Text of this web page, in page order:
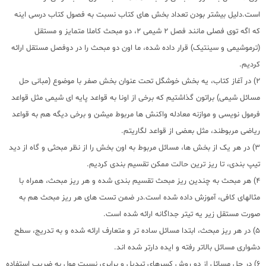
است.دلیل بیشتر بودن تعداد بخش های کتاب نسبت به فصول کتاب درسی اینه
که اگه توی فصلی مانند فصل 2 شیمی 2، دو مبحث کاملا متمایز و مستقل
(ترموشیمی و سینتیک) قرار داده شده، ما اون دو مبحث را در دوفصل مستقل ارائه
کردیم.
2) در آغاز کتاب، یه بخش خوشگل تحت عنوان بخش صفر با موضوع (مبانی حل
مسائل شیمی) براتون گذاشتیم که برخی از اونا به قواعد پایه ای شیمی مثل قواعد
فرمول نویسی و موازنه معادله واکنش ها مربوط میشن و برخی دیگه هم به قواعد
ریاضی مربوطند، مثل بعضی از قواعد لگاریتم.
3) در هر یک از بخش ها، مسائل مربوط به اون بخش را از نظر مبحثی و گاه از دید
تیپ بندی، تا ریز ترین حالت ممکن تقسیم بندی کردیم.
4) هر مبحث به چندین ریز مبحث تقسیم بندی شده و هر ریز مبحث، همراه با
مثالهای کافی، آموزش داده شده است.در ضمن تست های هر ریز مبحث هم به
صورت مستقل زیر یه تیتر جداگانه ارائه شده است.
5) در هر ریز مبحث، ابتدا مسائل ساده تر و متعارف ارائه شده و به تدریج، سطح
دشواری مسائل بالاتر رفته و ایده دارتر شده اند.